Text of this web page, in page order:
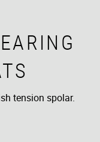
tension spolar.